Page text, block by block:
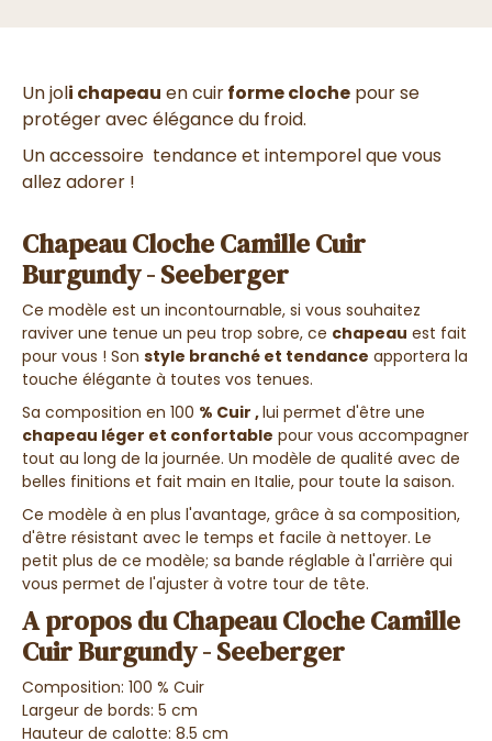
Un joli chapeau en cuirforme cloche pour se
protéger avec élégance du froid.
Un accessoire tendance et intemporel que vous
allez adorer !
Chapeau Cloche Camille Cuir
Burgundy - Seeberger
Ce modèle est un incontournable, si vous souhaitez
raviver une tenue un peu trop sobre, ce chapeau est fait
pour vous ! Son style branché et tendance apportera la
touche élégante à toutes vos tenues.
Sa composition en 100 % Cuir ,lui permet d'être une
chapeau léger et confortable pour vous accompagner
tout au long de la journée. Un modèle de qualité avec de
belles finitions et fait main en Italie, pour toute la saison.
Ce modèle à en plus l'avantage, grâce à sa composition,
d'être résistant avec le temps et facile à nettoyer. Le
petit plus de ce modèle; sa bande réglable à l'arrière qui
vous permet de l'ajuster à votre tour de tête.
A propos du Chapeau Cloche Camille
Cuir Burgundy - Seeberger
Composition: 100 % Cuir
Largeur de bords: 5 cm
Hauteur de calotte: 8.5 cm